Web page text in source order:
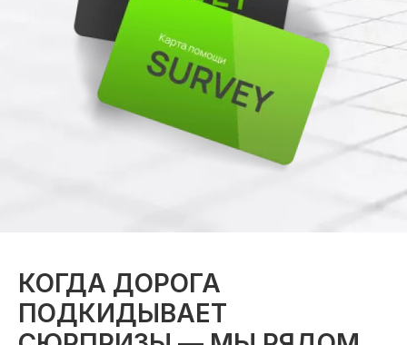
КОГДА ДОРОГА
ПОДКИДЫВАЕТ